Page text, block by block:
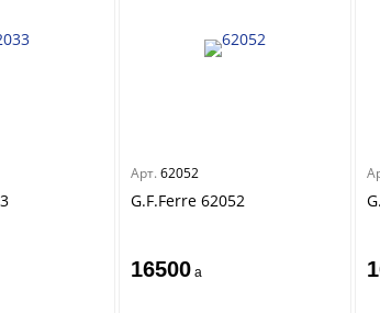
Арт. 62052
G.F.Ferre 62052
16500 a